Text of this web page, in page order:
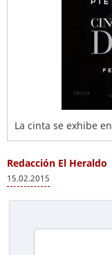
La cinta se exhibe
Redacción El Heraldo
15.02.2015